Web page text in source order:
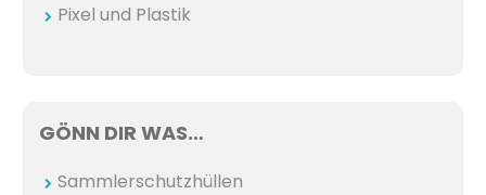
Pixel und Plastik
GÖNN DIR WAS…
Sammlerschutzhüllen